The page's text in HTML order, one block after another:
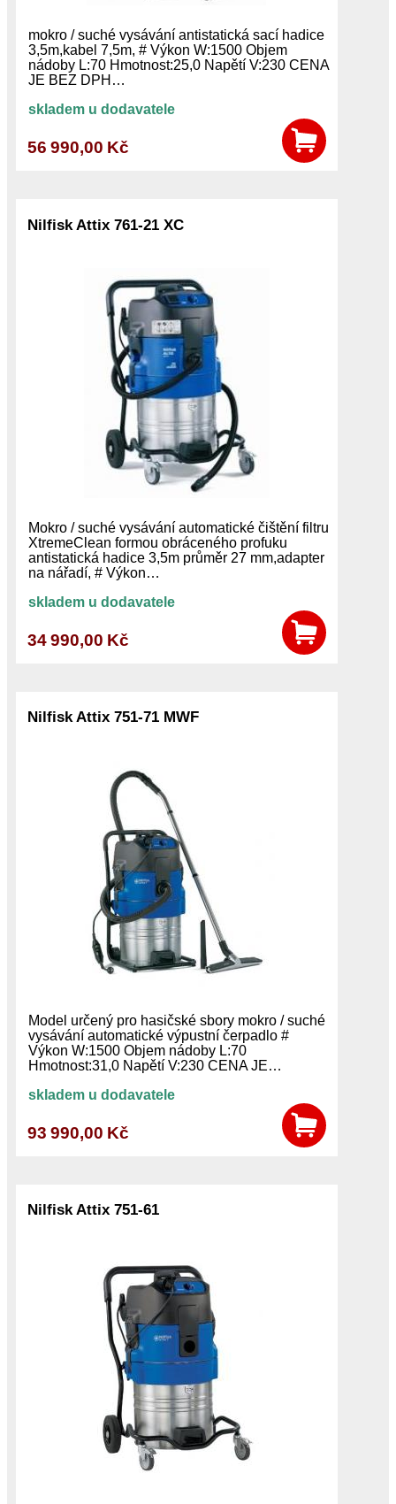
mokro / suché vysávání antistatická sací hadice
3,5m,kabel 7,5m, # Výkon W:1500 Objem
nádoby L:70 Hmotnost:25,0 Napětí V:230 CENA
JE BEZ DPH…
skladem u dodavatele
56 990,00 Kč
Nilfisk Attix 761-21 XC
Mokro / suché vysávání automatické čištění filtru
XtremeClean formou obráceného profuku
antistatická hadice 3,5m průměr 27 mm,adapter
na nářadí, # Výkon…
skladem u dodavatele
34 990,00 Kč
Nilfisk Attix 751-71 MWF
Model určený pro hasičské sbory mokro / suché
vysávání automatické výpustní čerpadlo #
Výkon W:1500 Objem nádoby L:70
Hmotnost:31,0 Napětí V:230 CENA JE…
skladem u dodavatele
93 990,00 Kč
Nilfisk Attix 751-61